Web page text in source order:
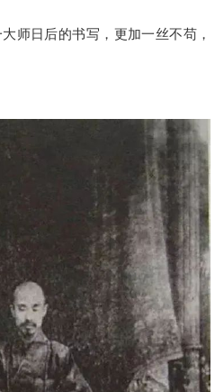
师日后的书写，更加一丝不苟，